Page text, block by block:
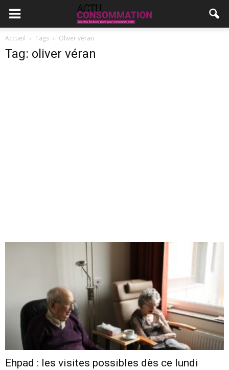
Accueil Tags Oliver véran
Tag: oliver véran
Ehpad : les visites possibles dès ce lundi